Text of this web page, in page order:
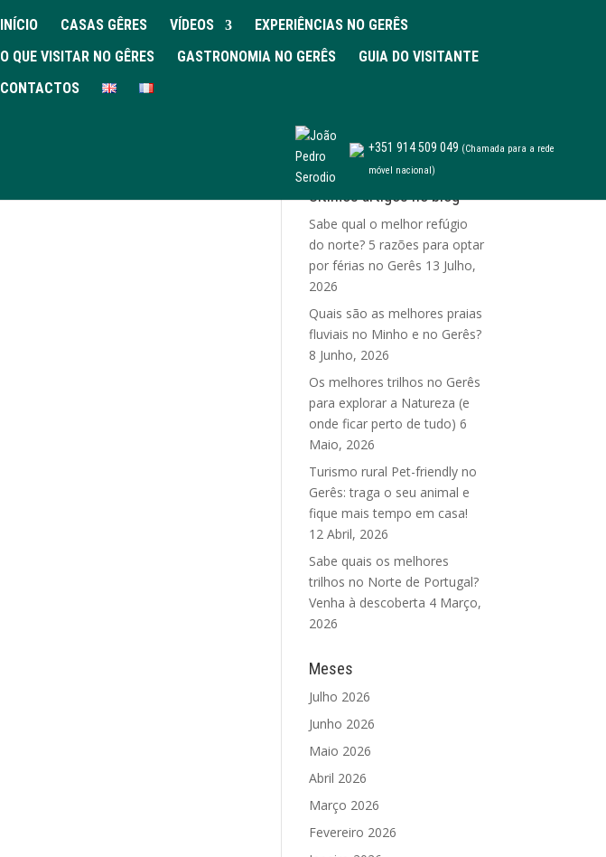
INÍCIO CASAS GÊRES VÍDEOS
EXPERIÊNCIAS NO GERÊS
O QUE VISITAR NO GÊRES
GASTRONOMIA NO GERÊS
GUIA DO VISITANTE
CONTACTOS
+351 914 509 049 (Chamada para a rede
móvel nacional)
Últimos artigos no blog
Sabe qual o melhor refúgio
do norte? 5 razões para optar
por férias no Gerês 13 Julho,
2026
Quais são as melhores praias
fluviais no Minho e no Gerês?
8 Junho, 2026
Os melhores trilhos no Gerês
para explorar a Natureza (e
onde ficar perto de tudo) 6
Maio, 2026
Turismo rural Pet-friendly no
Gerês: traga o seu animal e
fique mais tempo em casa!
12 Abril, 2026
Sabe quais os melhores
trilhos no Norte de Portugal?
Venha à descoberta 4 Março,
2026
Meses
Julho 2026
Junho 2026
Maio 2026
Abril 2026
Março 2026
Fevereiro 2026